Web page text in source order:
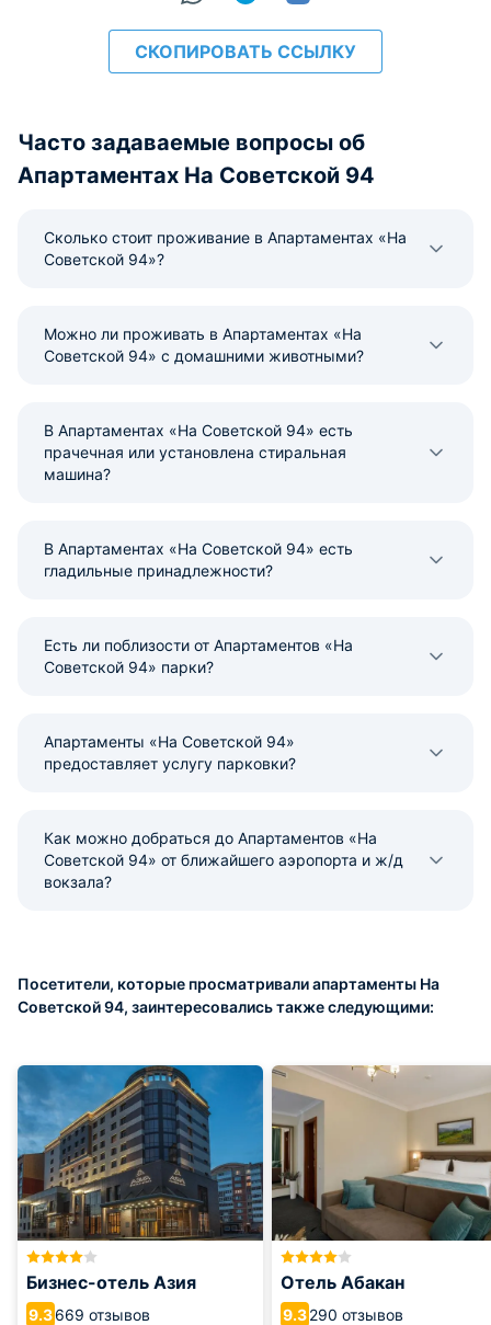
СКОПИРОВАТЬ ССЫЛКУ
Часто задаваемые вопросы об
Апартаментах На Советской 94
Сколько стоит проживание в Апартаментах «На
Советской 94»?
Можно ли проживать в Апартаментах «На
Советской 94» с домашними животными?
В Апартаментах «На Советской 94» есть
прачечная или установлена стиральная
машина?
В Апартаментах «На Советской 94» есть
гладильные принадлежности?
Есть ли поблизости от Апартаментов «На
Советской 94» парки?
Апартаменты «На Советской 94»
предоставляет услугу парковки?
Как можно добраться до Апартаментов «На
Советской 94» от ближайшего аэропорта и ж/д
вокзала?
Посетители, которые просматривали апартаменты На
Советской 94, заинтересовались также следующими:
Бизнес-отель Азия
9.3669 отзывов
Отель Абакан
9.3290 отзывов